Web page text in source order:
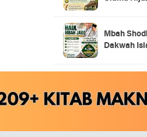
Mbah
Dakwah